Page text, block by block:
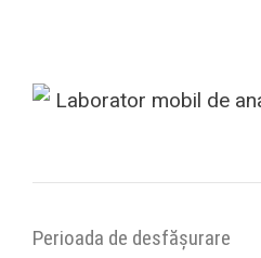
Perioada de desfășurare